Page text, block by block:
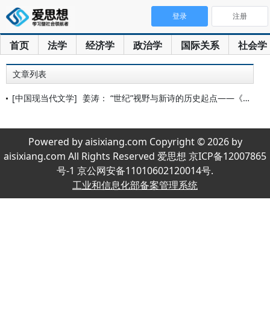
首页 法学 经济学 政治学 国际关系 社会学
登录 注册
文章列表
[中国现当代文学] 姜涛： “世纪”视野与新诗的历史起点——《女神》再论
Powered by aisixiang.com Copyright © 2026 by
aisixiang.com All Rights Reserved 爱思想 京ICP备12007865
号-1 京公网安备11010602120014号.
工业和信息化部备案管理系统